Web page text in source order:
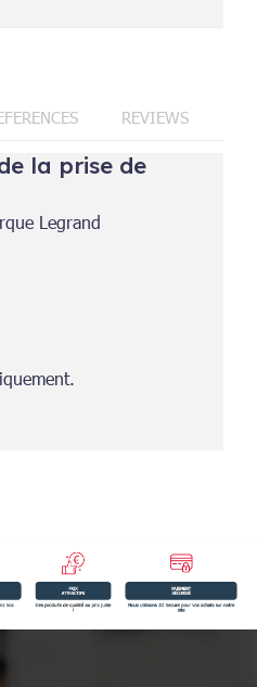
REVIEWS
la prise de
Legrand